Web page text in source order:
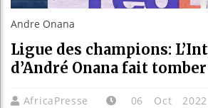
Andre Onana
Ligue des champions:
d’André Onana fait
AfricaPresse 06 Oct